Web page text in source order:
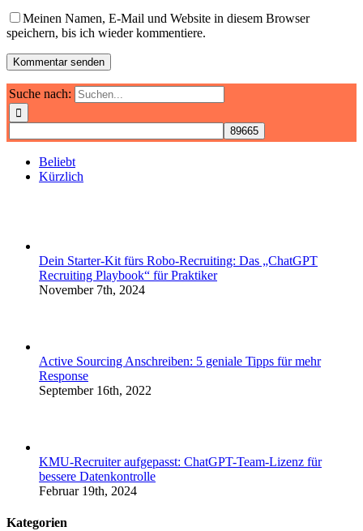
Meinen Namen, E-Mail und Website in diesem Browser
speichern, bis ich wieder kommentiere.
Suche nach:
Beliebt
Kürzlich
Dein Starter-Kit fürs Robo-Recruiting: Das „ChatGPT
Recruiting Playbook“ für Praktiker
November 7th, 2024
Active Sourcing Anschreiben: 5 geniale Tipps für mehr
Response
September 16th, 2022
KMU-Recruiter aufgepasst: ChatGPT-Team-Lizenz für
bessere Datenkontrolle
Februar 19th, 2024
Kategorien